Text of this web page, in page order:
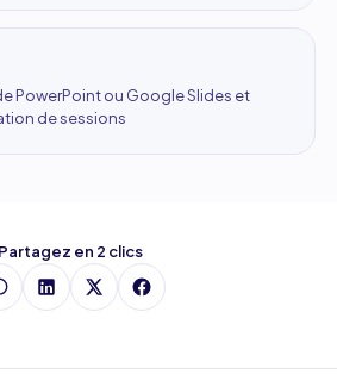
PowerPoint ou Google Slides et
de sessions
Partagez en 2 clics